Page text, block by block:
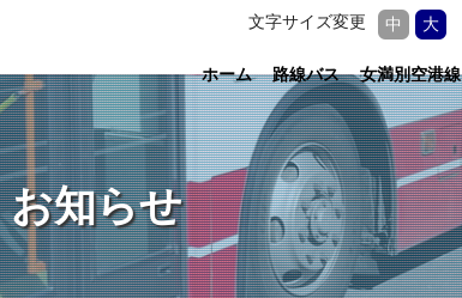
文字サイズ変更 中 大
ホーム 路線バス 女満別空港線
お知らせ